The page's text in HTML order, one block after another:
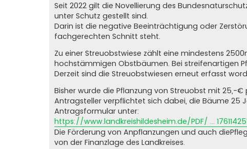
Seit 2022 gilt die Novellierung des
unter Schutz gestellt sind.
Darin ist die negative Beeinträchtigung oder
fachgerechten Schnitt steht.
Zu einer Streuobstwiese zählt eine mindestens
hochstämmigen Obstbäumen. Bei streifenartigen
Derzeit sind die Streuobstwiesen erneut erfasst
Bisher wurde die Pflanzung von Streuobst mit 25,-
Antragsteller verpflichtet sich dabei, die Bäume 25
Antragsformular unter:
https://www.landkreishildesheim.de/PDF/ ...
Die Förderung von Anpflanzungen und auch
von der Finanzlage des Landkreises.